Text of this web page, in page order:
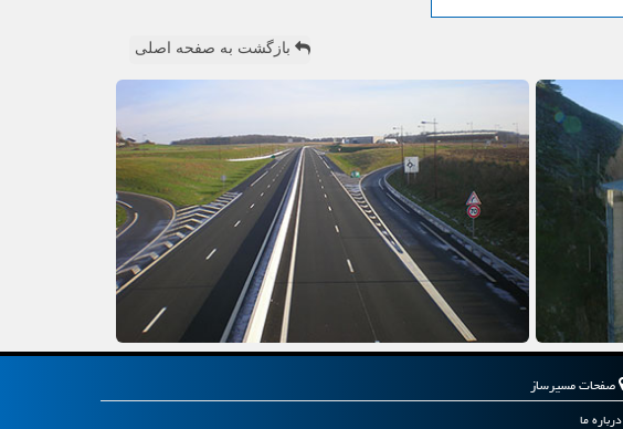
بازگشت به صفحه اصلی
صفحات مسیرساز
درباره ما